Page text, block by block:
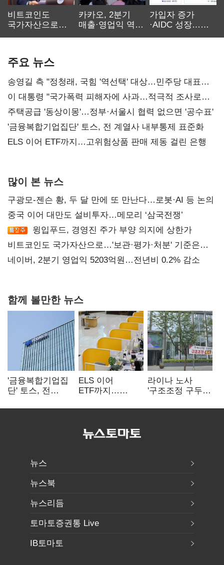
비트코인도
국가자산으로…'
카카오, 2분기
매출·영업익 역대
가입자 증가
·AIDC 성장…
주요 뉴스
송영길 측 "정청래, 국힘 '역선택' 대상…민주당 대표로
총선 지휘 못해"
이 대통령 "국가폭력 피해자에 사과…적극적 조사로
진실 밝혀야"
주택공급 '동상이몽'…정부·서울시 협력 없으면 '공수표'
'금융복합기업집단' 토스, 전 계열사 내부통제 표준화
ELS 이어 ETF까지…고위험상품 판매 제동 걸린 은행
많이 본 뉴스
구광모-젠슨 황, 두 달 만에 또 만난다…로봇·AI 등 논의
중국 이어 대만도 설비투자…메모리 ‘삼국전쟁’
윙입푸드, 경영진 주가 부양 의지에 상한가
비트코인도 국가자산으로…'보관·평가·처분' 기준은
숙제
네이버, 2분기 영업익 5203억원…전년비 0.2% 감소
함께 볼만한 뉴스
'금융복합기업집
단' 토스, 전
표준화
ELS 이어
ETF까지…
제동 걸린 은행
라이나 노사
'구조조정 구두
뉴스
뉴스북
뉴스리듬
토마토증권통 Live
IB토마토